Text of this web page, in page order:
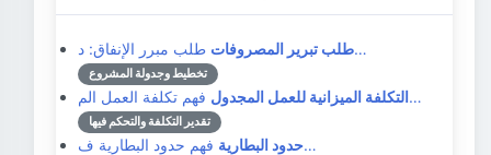
طلب تبرير المصروفاتطلب مبرر الإنفاق: د…
تخطيط وجدولة المشروع
التكلفة الميزانية للعمل المجدولفهم تكلفة العمل الم…
تقدير التكلفة والتحكم فيها
حدود البطاريةفهم حدود البطارية ف…